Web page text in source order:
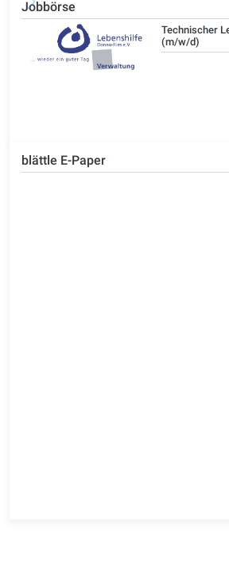
Jobbörse
Technischer
(m/w/d)
blättle E-Paper